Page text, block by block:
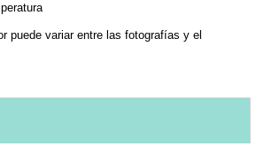
puede variar entre las fotografías y el